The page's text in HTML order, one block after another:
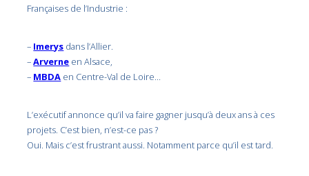
Françaises de l’Industrie :
– Imerys dans l’Allier.
–Arverne en Alsace,
– MBDA en Centre-Val de Loire…
L’exécutif annonce qu’il va faire gagner jusqu’à deux ans à ces
projets. C’est bien, n’est-ce pas ?
Oui. Mais c’est frustrant aussi. Notamment parce qu’il est tard.